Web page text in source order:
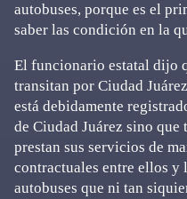
autobuses, porque es el
saber las condición en la
El funcionario estatal dijo
transitan por Ciudad
está debidamente
de Ciudad Juárez sino
prestan sus servicios de
contractuales entre ellos y
autobuses que ni tan